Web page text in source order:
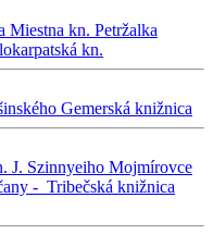
Miestna kn. Petržalka
kn.
Gemerská knižnica
J. Szinnyeiho Mojmírovce
- Tribečská knižnica